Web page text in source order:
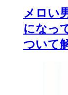
メロい
になっ
ついて